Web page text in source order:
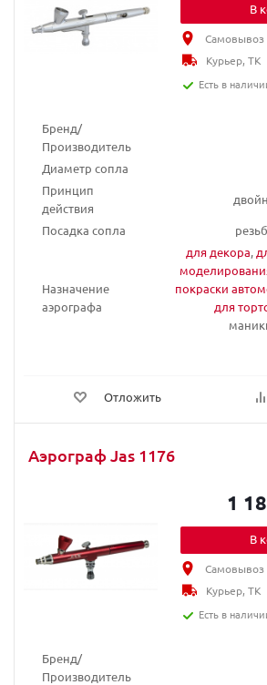
Бренд/
Производитель
Диаметр сопла
Принцип
действия
Посадка сопла
Назначение
аэрографа
для декора,
покраски
для
Отложить
В
Самовывоз
Курьер, ТК
Есть в
Аэрограф Jas 1176
Бренд/
Производитель
1
В
Самовывоз
Курьер, ТК
Есть в